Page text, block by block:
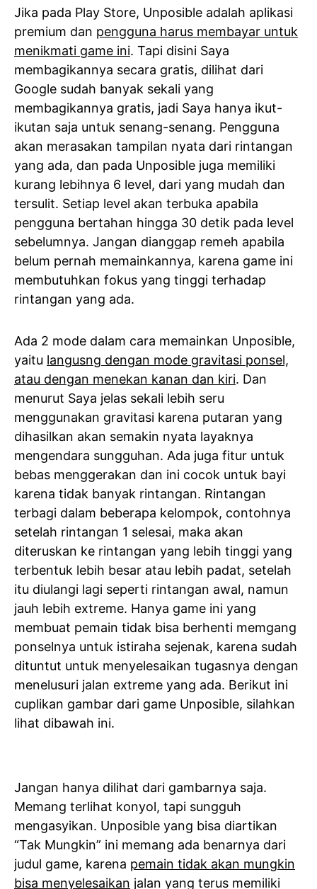
Jika pada Play Store, Unposible adalah aplikasi
premium dan pengguna harus membayar untuk
menikmati game ini. Tapi disini Saya
membagikannya secara gratis, dilihat dari
Google sudah banyak sekali yang
membagikannya gratis, jadi Saya hanya ikut-
ikutan saja untuk senang-senang. Pengguna
akan merasakan tampilan nyata dari rintangan
yang ada, dan pada Unposible juga memiliki
kurang lebihnya 6 level, dari yang mudah dan
tersulit. Setiap level akan terbuka apabila
pengguna bertahan hingga 30 detik pada level
sebelumnya. Jangan dianggap remeh apabila
belum pernah memainkannya, karena game ini
membutuhkan fokus yang tinggi terhadap
rintangan yang ada.
Ada 2 mode dalam cara memainkan Unposible,
yaitu langusng dengan mode gravitasi ponsel,
atau dengan menekan kanan dan kiri. Dan
menurut Saya jelas sekali lebih seru
menggunakan gravitasi karena putaran yang
dihasilkan akan semakin nyata layaknya
mengendara sungguhan. Ada juga fitur untuk
bebas menggerakan dan ini cocok untuk bayi
karena tidak banyak rintangan. Rintangan
terbagi dalam beberapa kelompok, contohnya
setelah rintangan 1 selesai, maka akan
diteruskan ke rintangan yang lebih tinggi yang
terbentuk lebih besar atau lebih padat, setelah
itu diulangi lagi seperti rintangan awal, namun
jauh lebih extreme. Hanya game ini yang
membuat pemain tidak bisa berhenti memgang
ponselnya untuk istiraha sejenak, karena sudah
dituntut untuk menyelesaikan tugasnya dengan
menelusuri jalan extreme yang ada. Berikut ini
cuplikan gambar dari game Unposible, silahkan
lihat dibawah ini.
Jangan hanya dilihat dari gambarnya saja.
Memang terlihat konyol, tapi sungguh
mengasyikan. Unposible yang bisa diartikan
“Tak Mungkin” ini memang ada benarnya dari
judul game, karena pemain tidak akan mungkin
bisa menyelesaikan jalan yang terus memiliki